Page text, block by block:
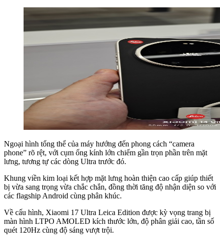
Ngoại hình tổng thể của máy hướng đến phong cách “camera
phone” rõ rệt, với cụm ống kính lớn chiếm gần trọn phần trên mặt
lưng, tương tự các dòng Ultra trước đó.
Khung viền kim loại kết hợp mặt lưng hoàn thiện cao cấp giúp thiết
bị vừa sang trọng vừa chắc chắn, đồng thời tăng độ nhận diện so với
các flagship Android cùng phân khúc.
Về cấu hình, Xiaomi 17 Ultra Leica Edition được kỳ vọng trang bị
màn hình LTPO AMOLED kích thước lớn, độ phân giải cao, tần số
quét 120Hz cùng độ sáng vượt trội.